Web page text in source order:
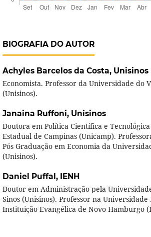
BIOGRAFIA DO AUTOR
Achyles Barcelos da Costa, Unisinos
Economista. Professor da Universidade do
(Unisinos).
Janaina Ruffoni, Unisinos
Doutora em Política Científica e
Estadual de Campinas (Unicamp).
Pós Graduação em Economia da
(Unisinos).
Daniel Puffal,
IENH
Doutor em Administração pela
Sinos (Unisinos). Professor na Universidade
Instituição Evangélica de Novo Hamburgo